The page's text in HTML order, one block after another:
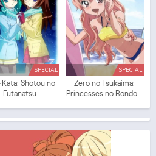
SPECIAL
Shotou no
Futanatsu
SPECIAL
Zero no Tsukaima:
Princesses no Rondo -